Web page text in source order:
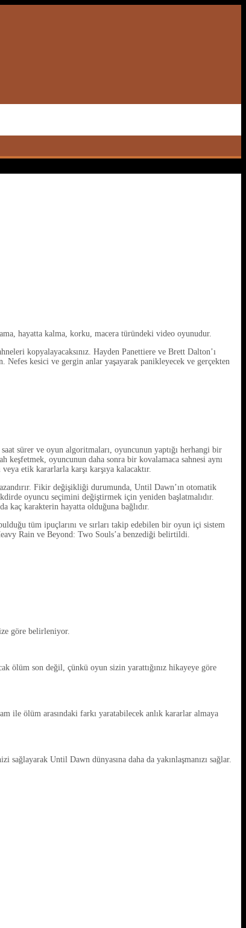
hayatta kalma, korku, macera türündeki video oyunudur.
kopyalayacaksınız. Hayden Panettiere ve Brett Dalton’ı
kesici ve gergin anlar yaşayarak panikleyecek ve gerçekten
sürer ve oyun algoritmaları, oyuncunun yaptığı herhangi bir
oyuncunun daha sonra bir kovalamaca sahnesi aynı
etik kararlarla karşı karşıya kalacaktır.
Fikir değişikliği durumunda, Until Dawn’ın otomatik
oyuncu seçimini değiştirmek için yeniden başlatmalıdır.
kaç karakterin hayatta olduğuna bağlıdır.
tüm ipuçlarını ve sırları takip edebilen bir oyun içi sistem
Rain ve Beyond: Two Souls’a benzediği belirtildi.
göre belirleniyor.
ölüm son değil, çünkü oyun sizin yarattığınız hikayeye göre
ile ölüm arasındaki farkı yaratabilecek anlık kararlar almaya
Until Dawn dünyasına daha da yakınlaşmanızı sağlar.